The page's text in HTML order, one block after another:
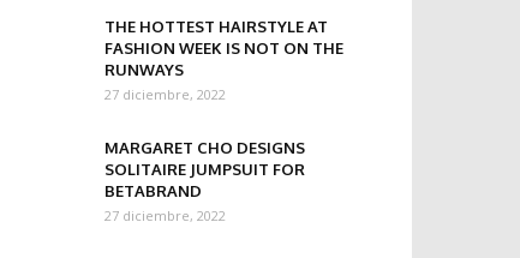
THE HOTTEST HAIRSTYLE AT
FASHION WEEK IS NOT ON THE
RUNWAYS
27 diciembre, 2022
MARGARET CHO DESIGNS
SOLITAIRE JUMPSUIT FOR
BETABRAND
27 diciembre, 2022